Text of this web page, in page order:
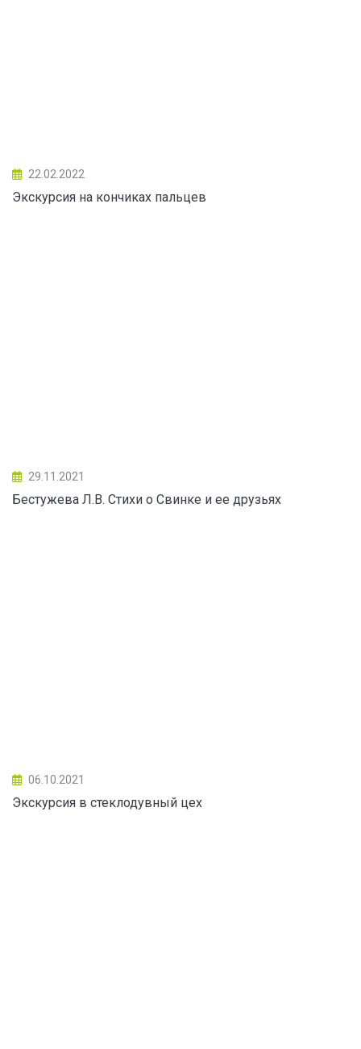
22.02.2022
Экскурсия на кончиках пальцев
29.11.2021
Бестужева Л.В. Стихи о Свинке и ее друзьях
06.10.2021
Экскурсия в стеклодувный цех